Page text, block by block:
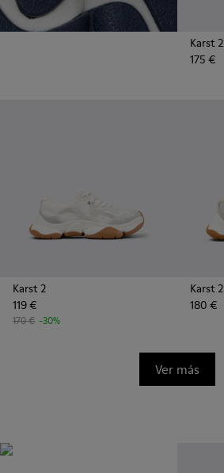
Karst 2
175 €
Karst 2
119 €
170 € -30%
Karst 2
180 €
Ver más